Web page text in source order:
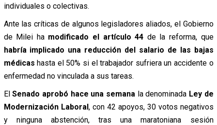
individuales o colectivas.
Ante las críticas de algunos legisladores aliados, el Gobierno
de Milei hamodificado el artículo 44 de la reforma, que
habría implicado una reducción del salario de las bajas
médicas hasta el 50% si el trabajador sufriera un accidente o
enfermedad no vinculada a sus tareas.
ElSenado aprobó hace una semana la denominada Ley de
Modernización Laboral, con 42 apoyos, 30 votos negativos
y ninguna abstención, tras una maratoniana sesión